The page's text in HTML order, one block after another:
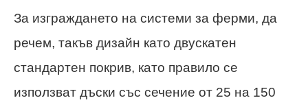
За изграждането на системи за ферми, да
речем, такъв дизайн като двускатен
стандартен покрив, като правило се
използват дъски със сечение от 25 на 150